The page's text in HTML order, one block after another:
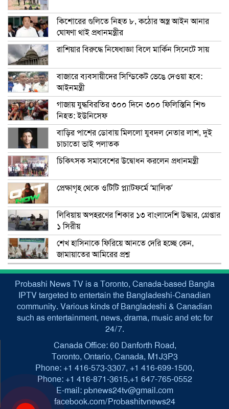
কিশোরের গুলিতে নিহত ৮, কঠোর অস্ত্র আইন আনার
ঘোষণা থাই প্রধানমন্ত্রীর
রাশিয়ার বিরুদ্ধে নিষেধাজ্ঞা বিলে মার্কিন সিনেটে সায়
বাজারে ব্যবসায়ীদের সিন্ডিকেট ভেঙে দেওয়া হবে:
আইনমন্ত্রী
গাজায় যুদ্ধবিরতির ৩০০ দিনে ৩০০ ফিলিস্তিনি শিশু
নিহত: ইউনিসেফ
বাড়ির পাশের ডোবায় মিললো যুবদল নেতার লাশ, দুই
চাচাতো ভাই পলাতক
চিকিৎসক সমাবেশের উদ্বোধন করলেন প্রধানমন্ত্রী
প্রেক্ষাগৃহ থেকে ওটিটি প্ল্যাটফর্মে ‘মালিক’
লিবিয়ায় অপহরণের শিকার ১৩ বাংলাদেশি উদ্ধার, গ্রেপ্তার
১ সিরীয়
শেখ হাসিনাকে ফিরিয়ে আনতে দেরি হচ্ছে কেন,
জামায়াতের আমিরের প্রশ্ন
Probashi News TV is a Toronto, Canada-based Bangla
IPTV targeted to entertain the Bangladeshi-Canadian
community. Various kinds of Bangladeshi & Canadian
such as entertainment, news, drama, music and etc for
24/7.
Canada Office: 60 Danforth Road,
Toronto, Ontario, Canada, M1J3P3
Phone: +1 416-573-3307, +1 416-699-1500,
Phone: +1 416-871-3615,+1 647-765-0552
E-mail: pbnews24tv@gmail.com
facebook.com/Probashitvnews24